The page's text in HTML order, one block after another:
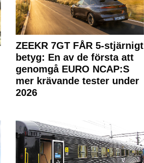
ZEEKR 7GT FÅR 5-stjärnigt
betyg: En av de första att
genomgå EURO NCAP:S
mer krävande tester under
2026